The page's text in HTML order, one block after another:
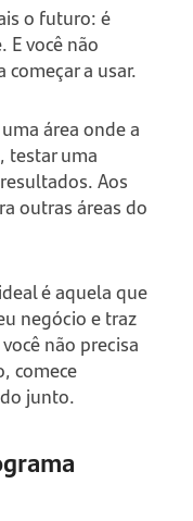
o futuro: é
E você não
começar a usar.
área onde a
testar uma
Aos
outras áreas do
é aquela que
negócio e traz
não precisa
comece
junto.